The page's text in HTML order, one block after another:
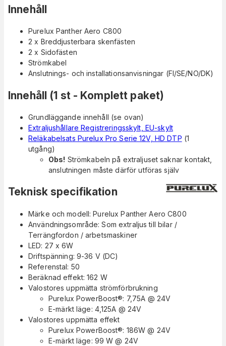
Innehåll
Purelux Panther Aero C800
2 x Breddjusterbara skenfästen
2 x Sidofästen
Strömkabel
Anslutnings- och installationsanvisningar (FI/SE/NO/DK)
Innehåll (1 st - Komplett paket)
Grundläggande innehåll (se ovan)
Extraljushållare Registreringsskylt, EU-skylt
Reläkabelsats Purelux Pro Serie 12V, HD DTP (1
utgång)
Obs! Strömkabeln på extraljuset saknar kontakt,
anslutningen måste därför utföras själv
Teknisk specifikation
Märke och modell: Purelux Panther Aero C800
Användningsområde: Som extraljus till bilar /
Terrängfordon / arbetsmaskiner
LED: 27 x 6W
Driftspänning: 9-36 V (DC)
Referenstal: 50
Beräknad effekt: 162 W
Valostores uppmätta strömförbrukning
Purelux PowerBoost®: 7,75A @ 24V
E-märkt läge: 4,125A @ 24V
Valostores uppmätta effekt
Purelux PowerBoost®: 186W @ 24V
E-märkt läge: 99 W @ 24V